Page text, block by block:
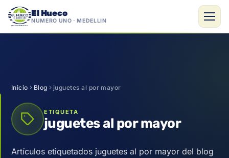
El Hueco
NÚMERO UNO · MEDELLÍN
Inicio Blog juguetes al por mayor
ETIQUETA
juguetes al por mayor
Artículos etiquetados juguetes al por mayor del blog